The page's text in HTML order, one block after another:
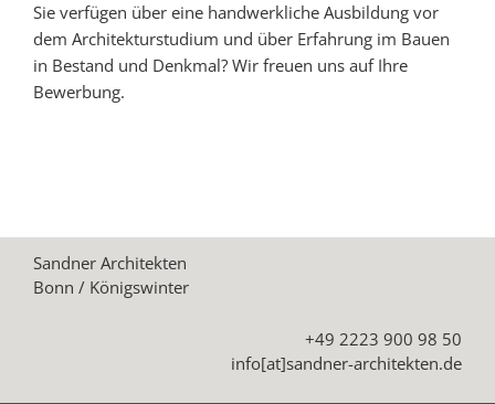
Sie verfügen über eine handwerkliche Ausbildung vor
dem Architekturstudium und über Erfahrung im Bauen
in Bestand und Denkmal? Wir freuen uns auf Ihre
Bewerbung.
Sandner Architekten
Bonn / Königswinter
+49 2223 900 98 50
info[at]sandner-architekten.de